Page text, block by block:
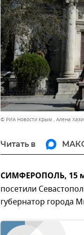
© РИА Новости Крым . Алена
Читать в
СИМФЕРОПОЛЬ, 15
посетили
губернатор города